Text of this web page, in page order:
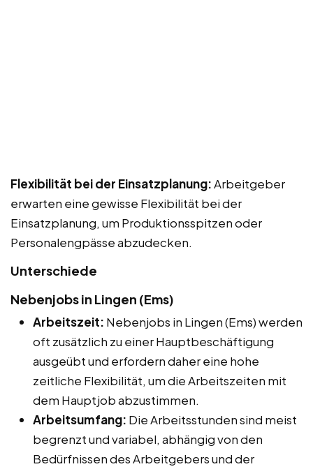
Flexibilität bei der Einsatzplanung:Arbeitgeber
erwarten eine gewisse Flexibilität bei der
Einsatzplanung, um Produktionsspitzen oder
Personalengpässe abzudecken.
Unterschiede
Nebenjobs in Lingen (Ems)
Arbeitszeit: Nebenjobs in Lingen (Ems) werden
oft zusätzlich zu einer Hauptbeschäftigung
ausgeübt und erfordern daher eine hohe
zeitliche Flexibilität, um die Arbeitszeiten mit
dem Hauptjob abzustimmen.
Arbeitsumfang: Die Arbeitsstunden sind meist
begrenzt und variabel, abhängig von den
Bedürfnissen des Arbeitgebers und der